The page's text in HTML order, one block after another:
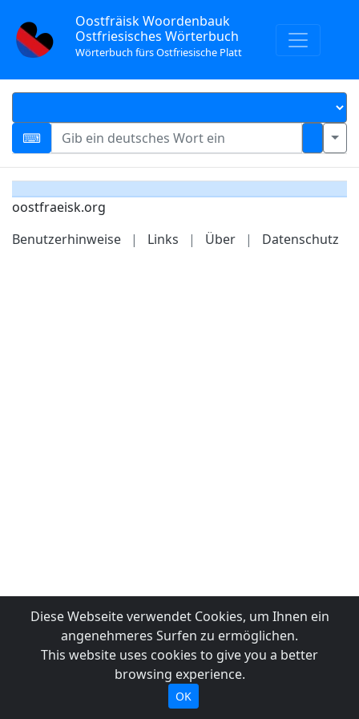
Oostfräisk Woordenbauk
Ostfriesisches Wörterbuch
Wörterbuch fürs Ostfriesische Platt
oostfraeisk.org
Benutzerhinweise
| Links | Über | Datenschutz
Diese Webseite verwendet Cookies, um Ihnen ein
angenehmeres Surfen zu ermöglichen.
This website uses cookies to give you a better
browsing experience.
OK